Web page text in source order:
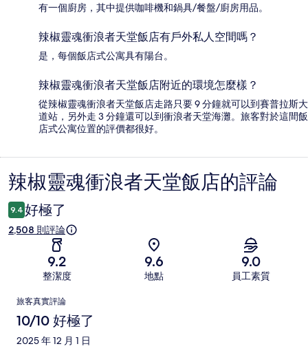
有一個廚房，其中提供咖啡機和鍋具/餐盤/廚房用品。
辣椒靈魂衝浪者天堂飯店有戶外私人空間嗎？
是，每個飯店式公寓具有陽台。
辣椒靈魂衝浪者天堂飯店附近的環境怎麼樣？
從辣椒靈魂衝浪者天堂飯店走路只要 9 分鐘就可以到賽普拉斯大
道站，另外走 3 分鐘還可以到衝浪者天堂海灘。旅客對於這間飯
店式公寓位置的評價都很好。
評
論
辣椒靈魂衝浪者天堂飯店的評論
9.4 好極了
2,508 則評論
9.2
整潔度
9.6
地點
9.0
員工素質
評
論
旅客真實評論
10/10 好極了
2025 年 12 月 1 日